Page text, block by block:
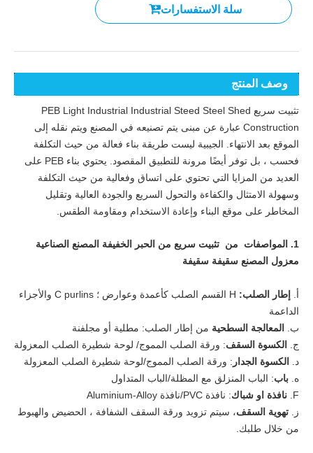
سلة الاستفسارات
وصف المنتج
تثبيت سريع PEB Light Industrial Industrial Steed Steel Shed
Construction عبارة عن مبنى يتم تصنيعه في المصنع ويتم نقله إلى
الموقع بعد الانتهاء. الجيبية ليست طريقة بناء فعالة من حيث التكلفة
فحسب ، بل توفر أيضًا مرونة للتطبيق المقصود. يحتوي بناء PEB على
العديد من المزايا التي تحتوي على اتساق وفعالية من حيث التكلفة
وسهولة الامتثال والكفاءة والتحول السريع والجودة العالية وتقليل
المخاطر على موقع البناء وإعادة الاستخدام ومقاومة الطقس.
1. المواصفات من تثبيت سريع من الحبر الخفيفة المصنع الصناعية
معزول المصنع سقيفة سقيفة
أ. إطار الصلب:
H القسم الصلب كأعمدة وعوارض ؛ C purlins والأجزاء
الداعمة
ب.
المعالجة السطحية من إطار الصلب: مطلية أو مجلفنة
ج.
الكسوة السقف: ورقة الصلب المموج/ لوحة شطيرة الصلب المعزولة
د.
الكسوة الجدار : ورقة الصلب المموج/لوحة شطيرة الصلب المعزولة
ه. باب: الباب المنزلق مع المظلة/الباب المتداول
F. نافذة او شباك: نافذة PVC/نافذة Aluminium-Alloy
ز. تهوية السقف، سيتم تزويد ورقة السقف الشفافة ، الحضيض والهبوط
من خلال طلبك.